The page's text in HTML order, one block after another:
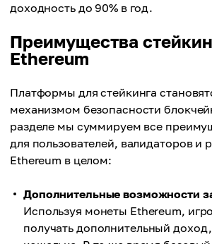
доходность до 90% в год.
Преимущества
Ethereum
Платформы для стейкинга
механизмом безопасности
разделе мы суммируем все
для пользователей, валидаторов и
Ethereum в целом:
Дополнительные возможности
Используя монеты Ethereum,
получать дополнительный